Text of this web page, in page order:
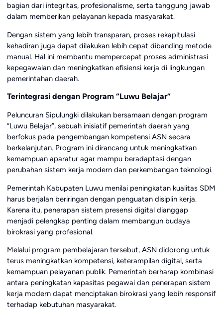
bagian dari integritas, profesionalisme, serta tanggung jawab
dalam memberikan pelayanan kepada masyarakat.
Dengan sistem yang lebih transparan, proses rekapitulasi
kehadiran juga dapat dilakukan lebih cepat dibanding metode
manual. Hal ini membantu mempercepat proses administrasi
kepegawaian dan meningkatkan efisiensi kerja di lingkungan
pemerintahan daerah.
Terintegrasi dengan Program “Luwu Belajar”
Peluncuran Sipulungki dilakukan bersamaan dengan program
“Luwu Belajar”, sebuah inisiatif pemerintah daerah yang
berfokus pada pengembangan kompetensi ASN secara
berkelanjutan. Program ini dirancang untuk meningkatkan
kemampuan aparatur agar mampu beradaptasi dengan
perubahan sistem kerja modern dan perkembangan teknologi.
Pemerintah Kabupaten Luwu menilai peningkatan kualitas SDM
harus berjalan beriringan dengan penguatan disiplin kerja.
Karena itu, penerapan sistem presensi digital dianggap
menjadi pelengkap penting dalam membangun budaya
birokrasi yang profesional.
Melalui program pembelajaran tersebut, ASN didorong untuk
terus meningkatkan kompetensi, keterampilan digital, serta
kemampuan pelayanan publik. Pemerintah berharap kombinasi
antara peningkatan kapasitas pegawai dan penerapan sistem
kerja modern dapat menciptakan birokrasi yang lebih responsif
terhadap kebutuhan masyarakat.